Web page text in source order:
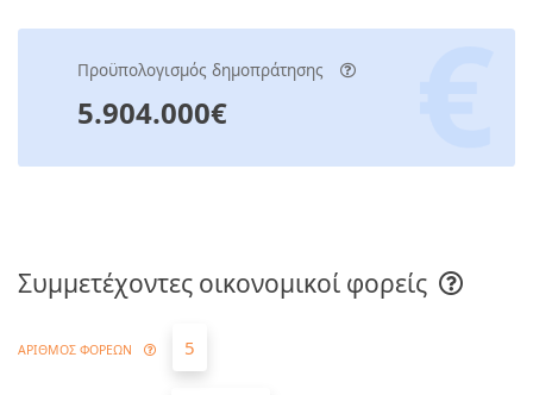
Προϋπολογισμός δημοπράτησης
5.904.000€
Συμμετέχοντες οικονομικοί φορείς
ΑΡΙΘΜΟΣ ΦΟΡΕΩΝ 5